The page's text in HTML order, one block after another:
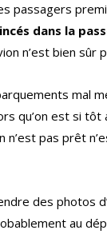
passagers
dans la
n’est bien sûr
mal
qu’on est si
n’est pas prêt
des photos
au